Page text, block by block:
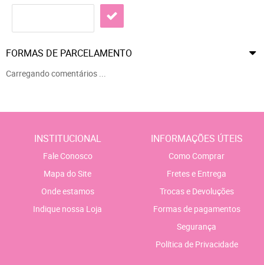
FORMAS DE PARCELAMENTO
Carregando comentários ...
INSTITUCIONAL
Fale Conosco
Mapa do Site
Onde estamos
Indique nossa Loja
INFORMAÇÕES ÚTEIS
Como Comprar
Fretes e Entrega
Trocas e Devoluções
Formas de pagamentos
Segurança
Política de Privacidade